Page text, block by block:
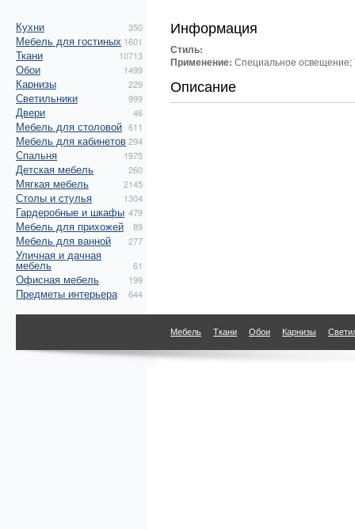
Кухни 350
Мебель для гостиных 1601
Ткани 10713
Обои 1499
Карнизы 229
Светильники 999
Двери 46
Мебель для столовой 611
Мебель для кабинетов294
Спальня 1975
Детская мебель 260
Мягкая мебель 2145
Столы и стулья 1304
Гардеробные и шкафы 479
Мебель для прихожей 89
Мебель для ванной 277
Уличная и дачная
мебель 61
Офисная мебель 199
Предметы интерьера 644
Информация
Стиль:
Применение: Специальное
Описание
Мебель Ткани Обои Карнизы